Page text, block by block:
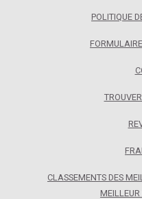
POLITIQUE
CLASSEMENTS DES